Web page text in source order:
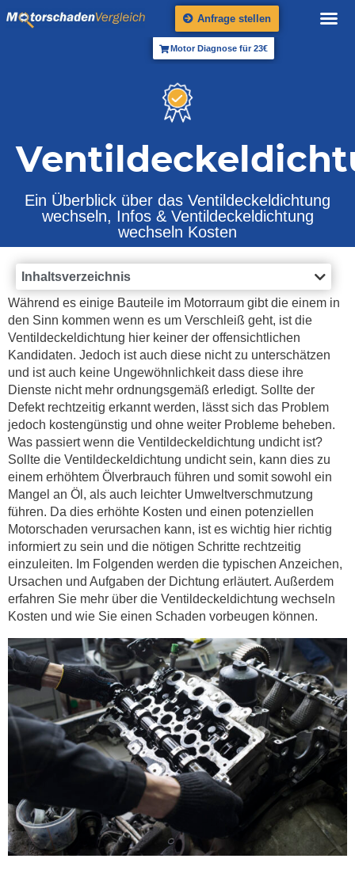
Anfrage stellen
Motor Diagnose für 23€
Ein Überblick über das Ventildeckeldichtung
wechseln, Infos & Ventildeckeldichtung
wechseln Kosten
Inhaltsverzeichnis
Während es einige Bauteile im Motorraum gibt die einem in
den Sinn kommen wenn es um Verschleiß geht, ist die
Ventildeckeldichtung hier keiner der offensichtlichen
Kandidaten. Jedoch ist auch diese nicht zu unterschätzen
und ist auch keine Ungewöhnlichkeit dass diese ihre
Dienste nicht mehr ordnungsgemäß erledigt. Sollte der
Defekt rechtzeitig erkannt werden, lässt sich das Problem
jedoch kostengünstig und ohne weiter Probleme beheben.
Was passiert wenn die Ventildeckeldichtung undicht ist?
Sollte die Ventildeckeldichtung undicht sein, kann dies zu
einem erhöhtem Ölverbrauch führen und somit sowohl ein
Mangel an Öl, als auch leichter Umweltverschmutzung
führen. Da dies erhöhte Kosten und einen potenziellen
Motorschaden verursachen kann, ist es wichtig hier richtig
informiert zu sein und die nötigen Schritte rechtzeitig
einzuleiten. Im Folgenden werden die typischen Anzeichen,
Ursachen und Aufgaben der Dichtung erläutert. Außerdem
erfahren Sie mehr über die Ventildeckeldichtung wechseln
Kosten und wie Sie einen Schaden vorbeugen können.